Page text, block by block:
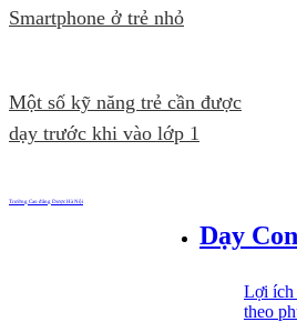
Smartphone ở trẻ nhỏ
Một số kỹ năng trẻ cần được
dạy trước khi vào lớp 1
Dạy
Lợi ích
theo
Trường Cao đẳng Dược Hà Nội